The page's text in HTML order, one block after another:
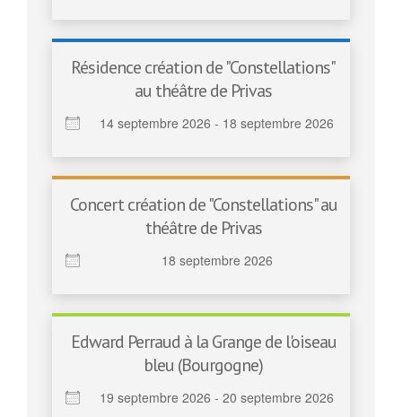
Résidence création de "Constellations"
au théâtre de Privas
14 septembre 2026 - 18 septembre 2026
Concert création de "Constellations" au
théâtre de Privas
18 septembre 2026
Edward Perraud à la Grange de l'oiseau
bleu (Bourgogne)
19 septembre 2026 - 20 septembre 2026